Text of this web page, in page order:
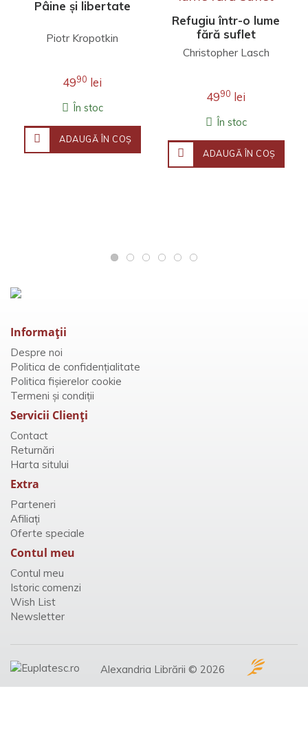
Pâine și libertate
Piotr Kropotkin
4990 lei
În stoc
ADAUGĂ ÎN COŞ
Refugiu într-o lume
fără suflet
Christopher Lasch
4990 lei
În stoc
ADAUGĂ ÎN COŞ
Informaţii
Despre noi
Politica de confidențialitate
Politica fișierelor cookie
Termeni și condiții
Servicii Clienţi
Contact
Returnări
Harta sitului
Extra
Parteneri
Afiliaţi
Oferte speciale
Contul meu
Contul meu
Istoric comenzi
Wish List
Newsletter
Alexandria Librării © 2026